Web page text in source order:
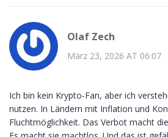
Olaf Zech
März 23, 2026 AT 06:07
Ich bin kein Krypto-Fan, aber ich
nutzen. In Ländern mit Inflation und
Fluchtmöglichkeit. Das Verbot macht